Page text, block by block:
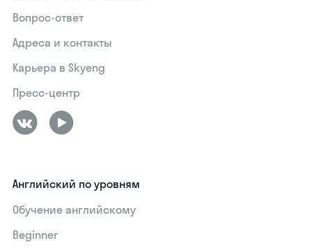
Вопрос-ответ
Адреса и контакты
Карьера в Skyeng
Пресс-центр
Английский по уровням
Обучение английскому
Beginner